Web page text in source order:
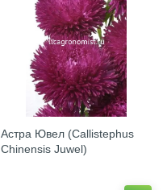
Астра Ювел (Callistephus
Chinensis Juwel)